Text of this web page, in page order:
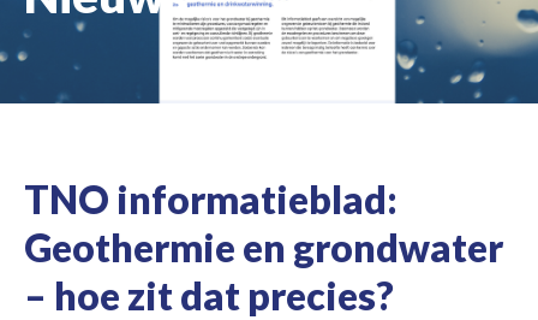
TNO informatieblad:
Geothermie en grondwater
– hoe zit dat precies?